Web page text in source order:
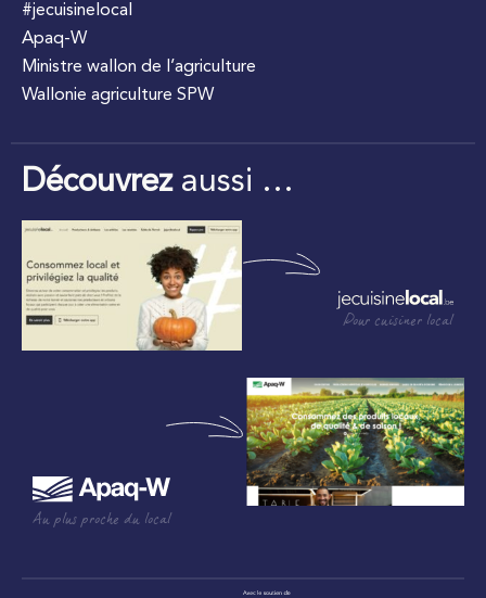
#jecuisinelocal
Apaq-W
Ministre wallon de l’agriculture
Wallonie agriculture SPW
Découvrezaussi …
Pour cuisiner local
Au plus proche du local